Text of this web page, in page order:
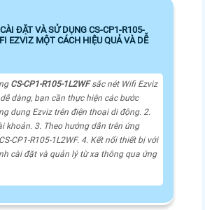
ĐẶT VÀ SỬ DỤNG CS-CP1-R105-
EZVIZ MỘT CÁCH HIỆU QUẢ VÀ DỄ
CS-CP1-R105-1L2WFsắc nét Wifi Ezviz
dàng, bạn cần thực hiện các bước
dụng Ezviz trên điện thoại di động. 2.
khoản. 3. Theo hướng dẫn trên ứng
CP1-R105-1L2WF. 4. Kết nối thiết bị với
cài đặt và quản lý từ xa thông qua ứng